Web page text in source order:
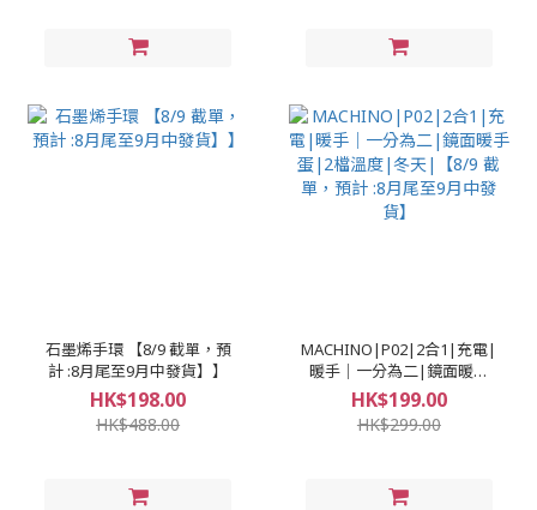
石墨烯手環 【8/9 截單，預
計 :8月尾至9月中發貨】】
HK$198.00
HK$488.00
MACHINO|P02|2合1|充電|
暖手｜一分為二|鏡面暖手
蛋|2檔溫度|冬天|【8/9 截
單，預計 :8月尾至9月中發
貨】
HK$199.00
HK$299.00